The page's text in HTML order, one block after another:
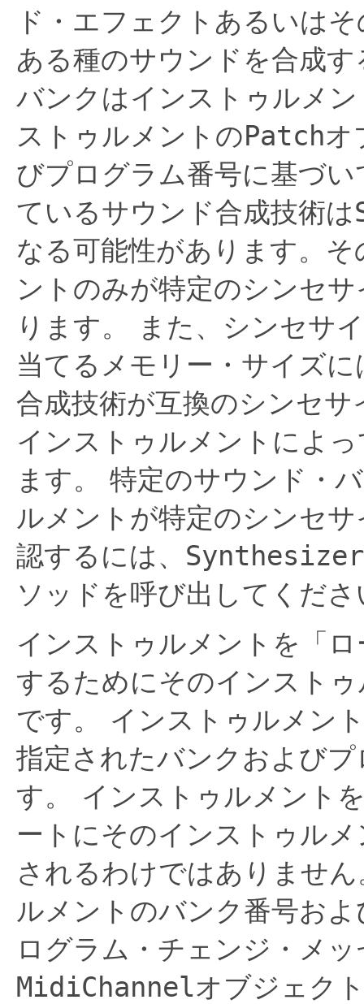
ド・エフェクトあるいは
ある種のサウンドを合成
バンクはインストゥルメ
ストゥルメントのPatchオ
びプログラム番号に基づ
ているサウンド合成技術は
なる可能性があります。
ントのみが特定のシンセ
ります。
また、シンセサ
当てるメモリー・サイズ
合成技術が互換のシンセ
インストゥルメントによ
ます。
特定のサウンド・
ルメントが特定のシンセ
認するには、 Synthesizer
ソッドを呼び出してくださ
インストゥルメントを「
するためにそのインスト
です。
インストゥルメン
指定されたバンクおよび
す。
インストゥルメント
ートにそのインストゥル
されるわけではありません
ルメントのバンク番号お
ログラム・チェンジ・メ
MidiChannelオブジェク